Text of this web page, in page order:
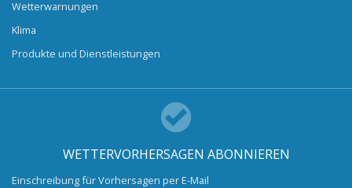
Wetterwarnungen
Klima
Produkte und Dienstleistungen
WETTERVORHERSAGEN ABONNIEREN
Einschreibung für Vorhersagen per E-Mail